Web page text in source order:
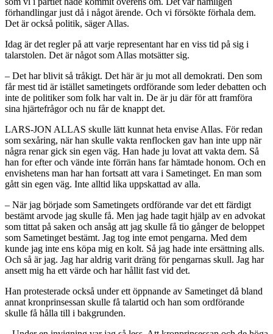
förhandlingar just då i något ärende. Och vi försökte förhala dem.
Det är också politik, säger Allas.
Idag är det regler på att varje representant har en viss tid på sig i
talarstolen. Det är något som Allas motsätter sig.
– Det har blivit så tråkigt. Det här är ju mot all demokrati. Den som
får mest tid är istället sametingets ordförande som leder debatten och
inte de politiker som folk har valt in. De är ju där för att framföra
sina hjärtefrågor och nu får de knappt det.
LARS-JON ALLAS skulle lätt kunnat heta envise Allas. För redan
som sexåring, när han skulle vakta renflocken gav han inte upp när
några renar gick sin egen väg. Han hade ju lovat att vakta dem. Så
han for efter och vände inte förrän hans far hämtade honom. Och en
envishetens man har han fortsatt att vara i Sametinget. En man som
gått sin egen väg. Inte alltid lika uppskattad av alla.
– När jag började som Sametingets ordförande var det ett färdigt
bestämt arvode jag skulle få. Men jag hade tagit hjälp av en advokat
som tittat på saken och ansåg att jag skulle få tio gånger de beloppet
som Sametinget bestämt. Jag tog inte emot pengarna. Med dem
kunde jag inte ens köpa mig en kolt. Så jag hade inte ersättning alls.
Och så är jag. Jag har aldrig varit dräng för pengarnas skull. Jag har
ansett mig ha ett värde och har hållit fast vid det.
Han protesterade också under ett öppnande av Sametinget då bland
annat kronprinsessan skulle få talartid och han som ordförande
skulle få hålla till i bakgrunden.